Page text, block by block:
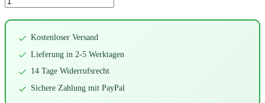
Kostenloser Versand
Lieferung in 2-5 Werktagen
14 Tage Widerrufsrecht
Sichere Zahlung mit PayPal